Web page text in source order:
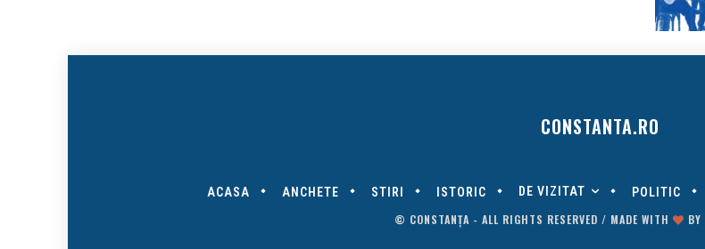
CONSTANTA.RO
ACASA ANCHETE STIRI ISTORIC DE VIZITAT POLITIC
© CONSTANȚA - ALL RIGHTS RESERVED / MADE WITH BY